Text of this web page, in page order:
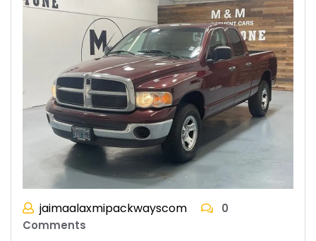
jaimaalaxmipackwayscom
0
Comments